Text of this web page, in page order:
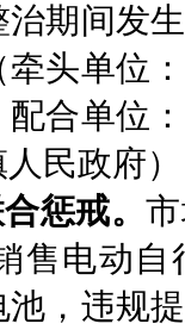
期间发
牵头单位
配合单位
民政府）
惩戒。
售电动
，违规